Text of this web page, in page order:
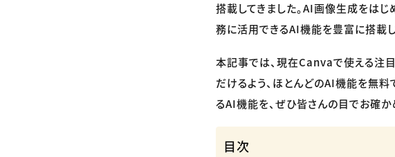
搭載してきました。AI画像生成をはじ
務に活用できるAI機能を豊富に搭載し
本記事では、現在Canvaで使える注
だけるよう、ほとんどのAI機能を無
るAI機能を、ぜひ皆さんの目でお確か
目次